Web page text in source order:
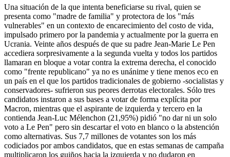
Una situación de la que intenta beneficiarse su rival, quien se
presenta como "madre de familia" y protectora de los "más
vulnerables" en un contexto de encarecimiento del costo de vida,
impulsado primero por la pandemia y actualmente por la guerra en
Ucrania. Veinte años después de que su padre Jean-Marie Le Pen
accediera sorpresivamente a la segunda vuelta y todos los partidos
llamaran en bloque a votar contra la extrema derecha, el conocido
como "frente republicano" ya no es unánime y tiene menos eco en
un país en el que los partidos tradicionales de gobierno -socialistas y
conservadores- sufrieron sus peores derrotas electorales. Sólo tres
candidatos instaron a sus bases a votar de forma explícita por
Macron, mientras que el aspirante de izquierda y tercero en la
contienda Jean-Luc Mélenchon (21,95%) pidió "no dar ni un solo
voto a Le Pen" pero sin descartar el voto en blanco o la abstención
como alternativas. Sus 7,7 millones de votantes son los más
codiciados por ambos candidatos, que en estas semanas de campaña
multiplicaron los guiños hacia la izquierda y no dudaron en